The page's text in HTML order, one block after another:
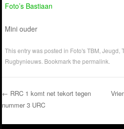
Foto’s Bastiaan
Mini ouder
This entry was posted in Foto's TBM ,Jeugd ,
Rugbynieuws . Bookmark thepermalink
Post navigation
← RRC 1 komt net tekort tegen
nummer 3 URC